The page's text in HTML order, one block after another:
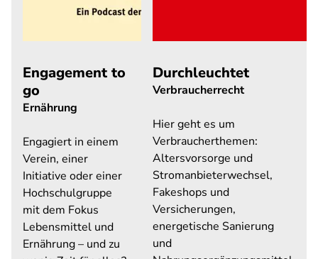
Engagement to
go
Ernährung
Engagiert in einem
Verein, einer
Initiative oder einer
Hochschulgruppe
mit dem Fokus
Lebensmittel und
Ernährung – und zu
Durchleuchtet
Verbraucherrecht
Hier geht es um
Verbraucherthemen:
Altersvorsorge und
Stromanbieterwechsel,
Fakeshops und
Versicherungen,
energetische Sanierung
und